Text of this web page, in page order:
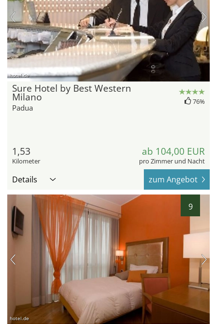
hotel.de
Sure Hotel by Best Western
Milano
Padua
76%
1,53
Kilometer
ab 104,00 EUR
pro Zimmer und Nacht
Details zum Angebot
9
hotel.de